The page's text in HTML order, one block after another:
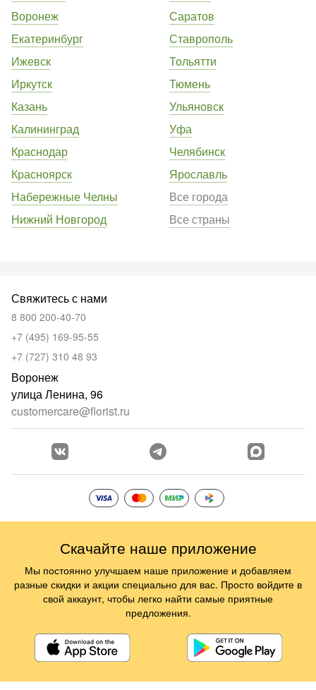
Воронеж
Екатеринбург
Ижевск
Иркутск
Казань
Калининград
Краснодар
Красноярск
Набережные Челны
Нижний Новгород
Саратов
Ставрополь
Тольятти
Тюмень
Ульяновск
Уфа
Челябинск
Ярославль
Все города
Все страны
Свяжитесь с нами
8 800 200-40-70
+7 (495) 169-95-55
+7 (727) 310 48 93
Воронеж
улица Ленина, 96
customercare@florist.ru
Скачайте наше приложение
Мы постоянно улучшаем наше приложение и добавляем
разные скидки и акции специально для вас. Просто войдите в
свой аккаунт, чтобы легко найти самые приятные
предложения.